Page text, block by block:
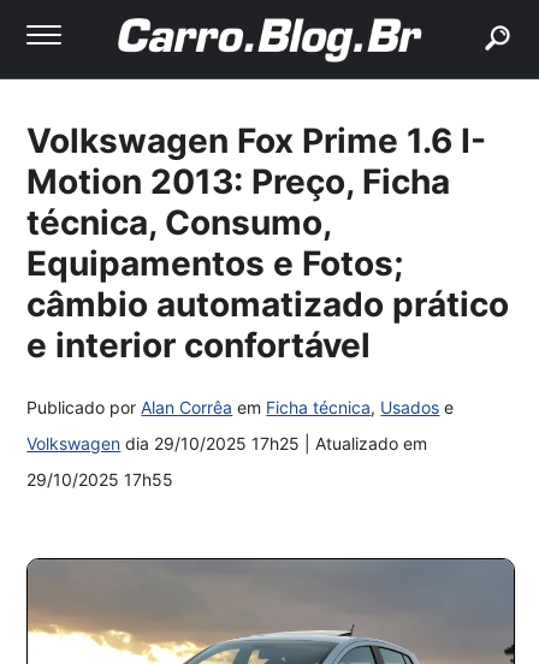
Volkswagen Fox Prime 1.6 I-
Motion 2013: Preço, Ficha
técnica, Consumo,
Equipamentos e Fotos;
câmbio automatizado prático
e interior confortável
Publicado porAlan Corrêa em Ficha técnica, Usados e
Volkswagen dia 29/10/2025 17h25
| Atualizado em
29/10/2025 17h55